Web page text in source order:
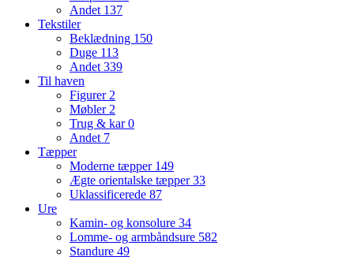
Andet 137
Tekstiler
Beklædning 150
Duge 113
Andet 339
Til haven
Figurer 2
Møbler 2
Trug & kar0
Andet 7
Tæpper
Moderne tæpper 149
Ægte orientalske tæpper33
Uklassificerede 87
Ure
Kamin- og konsolure 34
Lomme- og armbåndsure 582
Standure 49